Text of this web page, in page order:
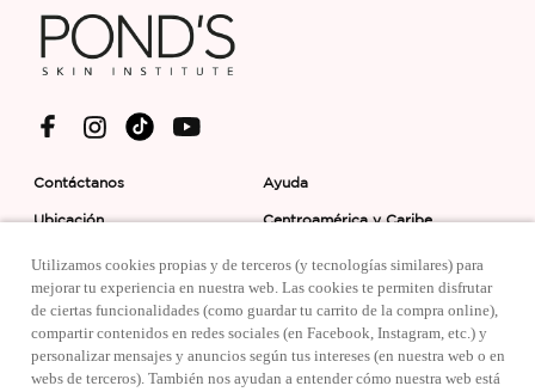
Contáctanos Ayuda
Ubicación Centroamérica y Caribe
Condiciones de uso Aviso de Privacidad
Preferencias de cookies Aviso de Cookies
Accesibilidad
Utilizamos cookies propias y de terceros (y tecnologías similares) para
mejorar tu experiencia en nuestra web. Las cookies te permiten disfrutar
de ciertas funcionalidades (como guardar tu carrito de la compra online),
compartir contenidos en redes sociales (en Facebook, Instagram, etc.) y
personalizar mensajes y anuncios según tus intereses (en nuestra web o en
webs de terceros). También nos ayudan a entender cómo nuestra web está